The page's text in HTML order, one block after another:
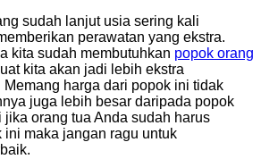
sudah lanjut usia sering kali
perawatan yang ekstra.
kita sudah membutuhkan popok orang
kita akan jadi lebih ekstra
harga dari popok ini tidak
juga lebih besar daripada popok
jika orang tua Anda sudah harus
ini maka jangan ragu untuk